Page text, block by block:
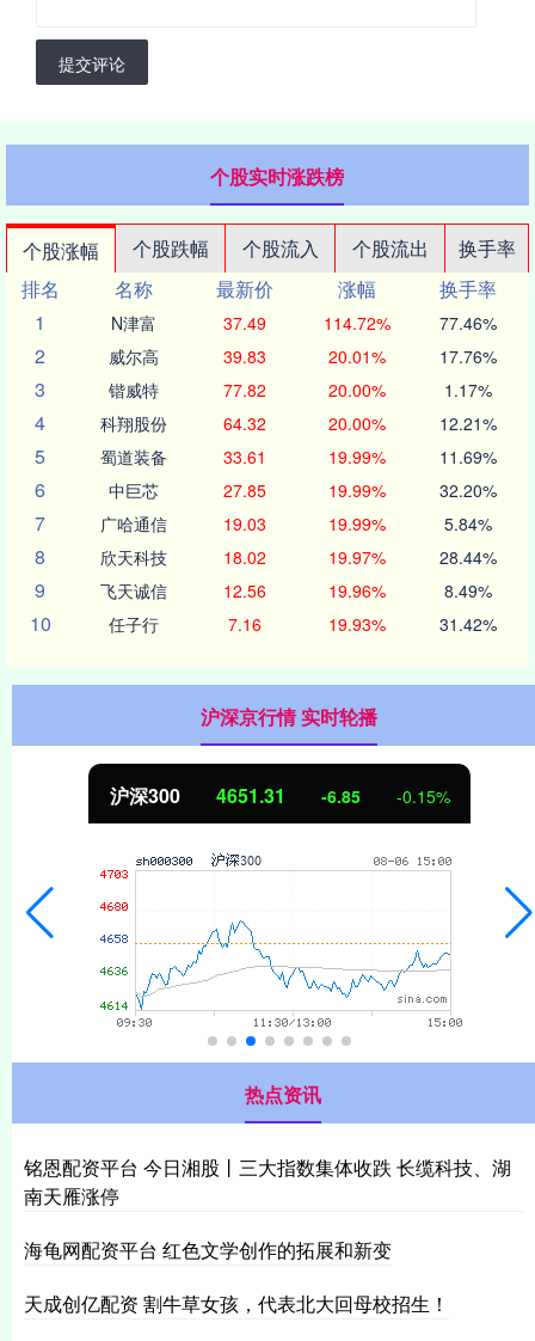
提交评论
个股实时涨跌榜
个股涨幅 个股跌幅 个股流入 个股流出
换手率
排名
名称 最新价 涨幅
换手率
1
N津富 37.49 114.72% 77.46%
2 威尔高 39.83 20.01% 17.76%
3 锴威特 77.82 20.00% 1.17%
4 科翔股份 64.32 20.00% 12.21%
5 蜀道装备 33.61 19.99% 11.69%
6 中巨芯 27.85 19.99% 32.20%
7 广哈通信 19.03 19.99% 5.84%
8 欣天科技 18.02 19.97% 28.44%
9 飞天诚信 12.56 19.96% 8.49%
10 任子行 7.16 19.93% 31.42%
沪深京行情 实时轮播
沪深300 4651.31 -6.85 -0.15%
热点资讯
铭恩配资平台 今日湘股丨三大指数集体收跌 长缆科技、湖
南天雁涨停
海龟网配资平台 红色文学创作的拓展和新变
天成创亿配资 割牛草女孩，代表北大回母校招生！